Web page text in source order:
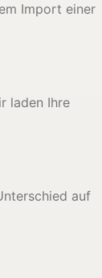
Import einer
laden Ihre
auf